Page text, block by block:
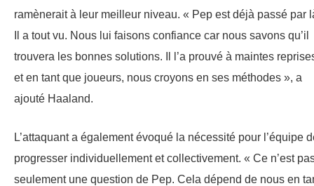
ramènerait à leur meilleur niveau. « Pep est déjà passé par
Il a tout vu. Nous lui faisons confiance car nous savons qu’il
trouvera les bonnes solutions. Il l’a prouvé à maintes
et en tant que joueurs, nous croyons en ses méthodes », a
ajouté Haaland.
L’attaquant a également évoqué la nécessité pour l’équipe
progresser individuellement et collectivement. « Ce n’est
seulement une question de Pep. Cela dépend de nous en